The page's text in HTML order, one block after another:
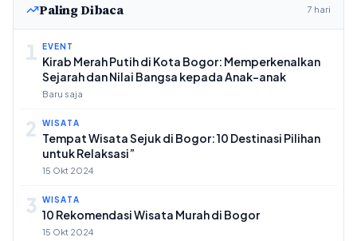
Paling Dibaca 7 hari
1 EVENT
Kirab Merah Putih di Kota Bogor: Memperkenalkan
Sejarah dan Nilai Bangsa kepada Anak-anak
Baru saja
2 WISATA
Tempat Wisata Sejuk di Bogor: 10 Destinasi Pilihan
untuk Relaksasi”
15 Okt 2024
3 WISATA
10 Rekomendasi Wisata Murah di Bogor
15 Okt 2024